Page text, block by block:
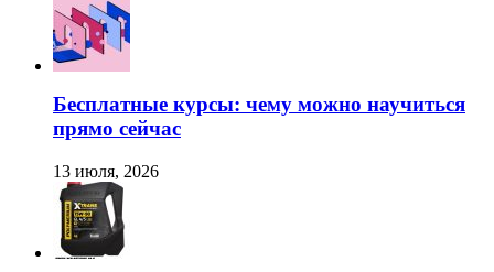
Бесплатные курсы: чему можно научиться
прямо сейчас
13 июля, 2026